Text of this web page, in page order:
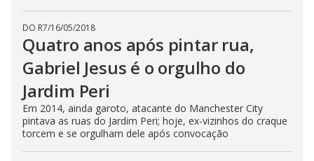
DO R7/16/05/2018
Quatro anos após pintar rua,
Gabriel Jesus é o orgulho do
Jardim Peri
Em 2014, ainda garoto, atacante do Manchester City
pintava as ruas do Jardim Peri; hoje, ex-vizinhos do craque
torcem e se orgulham dele após convocação